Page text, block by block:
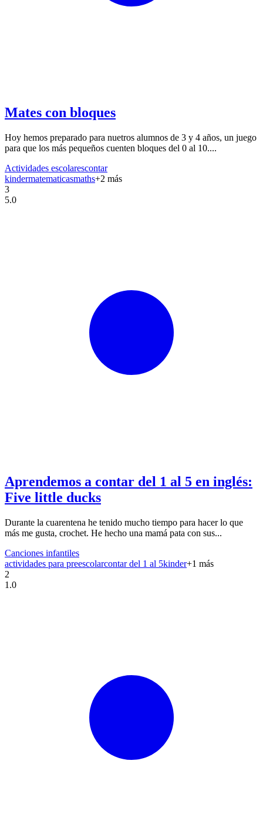
Mates con bloques
Hoy hemos preparado para nuetros alumnos de 3 y 4 años, un juego
para que los más pequeños cuenten bloques del 0 al 10....
Actividades escolarescontar
kindermatematicasmaths+2 más
3
5.0
Aprendemos a contar del 1 al 5 en inglés:
Five little ducks
Durante la cuarentena he tenido mucho tiempo para hacer lo que
más me gusta, crochet. He hecho una mamá pata con sus...
Canciones infantiles
actividades para preescolarcontar del 1 al 5kinder+1 más
2
1.0